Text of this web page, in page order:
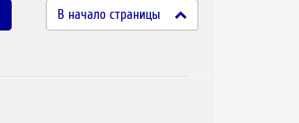
В начало страницы